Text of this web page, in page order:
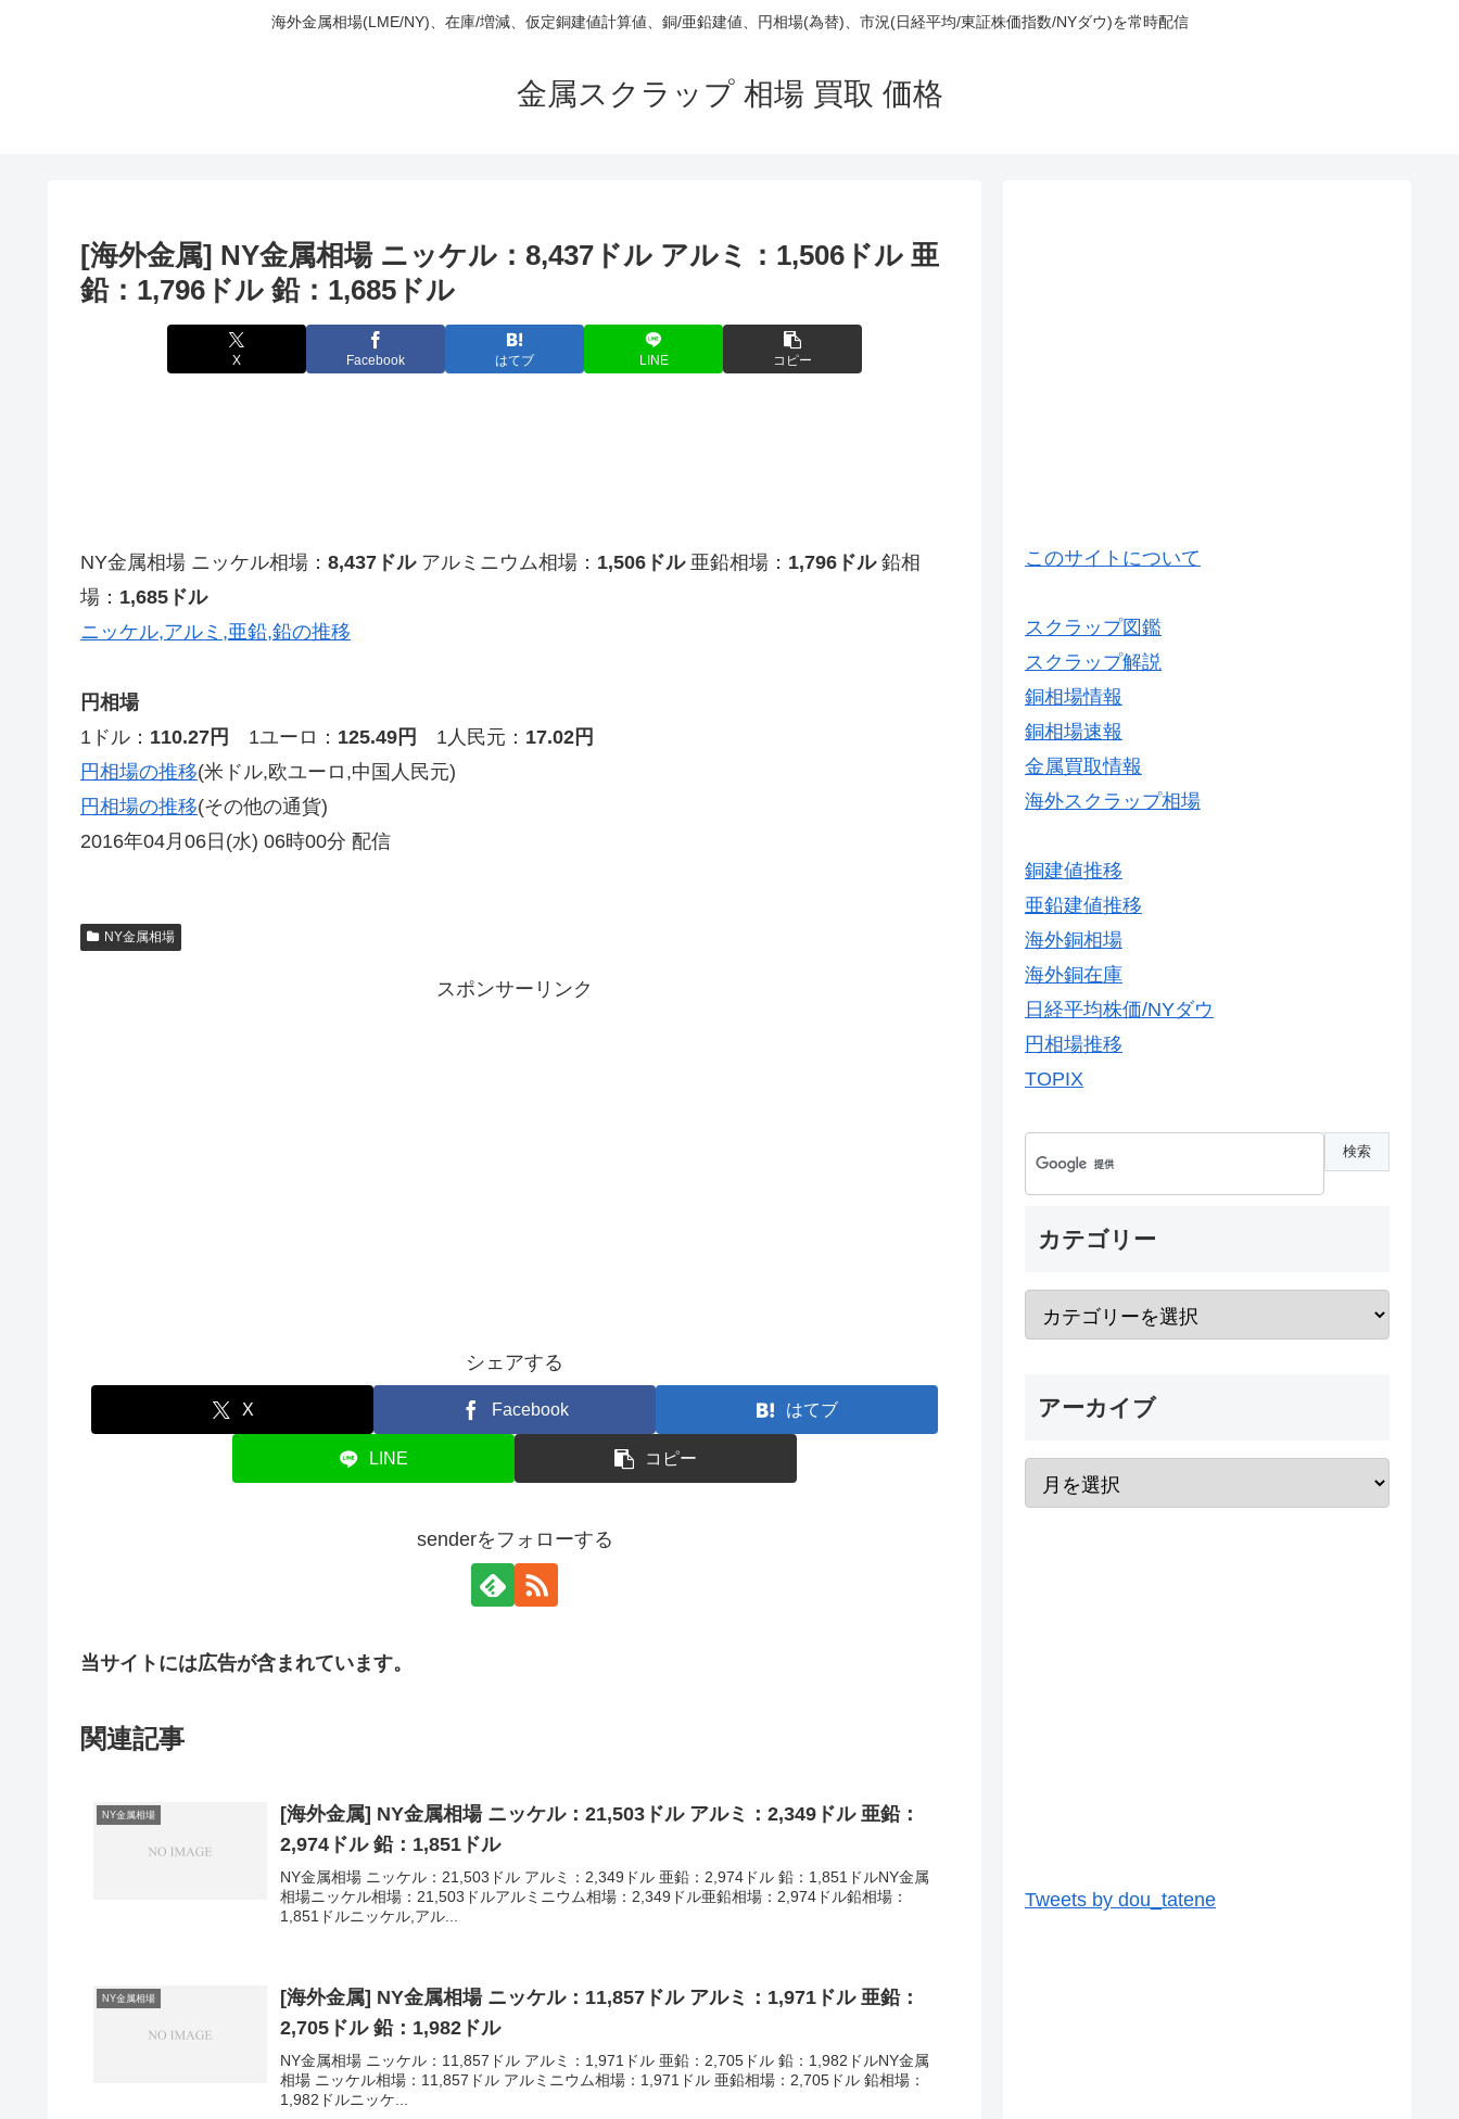
海外金属相場(LME/NY)、在庫/増減、仮定銅建値計算値、銅/亜鉛建値、円相場(為替)、市況(日経平均/東証株価指数/NYダウ)を常時配信
金属スクラップ 相場 買取 価格
[海外金属] NY金属相場 ニッケル：8,437ドル アルミ：1,506ドル 亜
鉛：1,796ドル 鉛：1,685ドル
X Facebook はてブ LINE コピー
NY金属相場 ニッケル相場： 8,437ドルアルミニウム相場： 1,506ドル亜鉛相場： 1,796ドル鉛相
場： 1,685ドル
ニッケル,アルミ,亜鉛,鉛の推移
円相場
1ドル： 110.27円 1ユーロ： 125.49円 1人民元： 17.02円
円相場の推移(米ドル,欧ユーロ,中国人民元)
円相場の推移(その他の通貨)
2016年04月06日(水) 06時00分 配信
NY金属相場
スポンサーリンク
シェアする
X Facebook はてブ
LINE コピー
senderをフォローする
当サイトには広告が含まれています。
関連記事
NY金属相場
[海外金属] NY金属相場 ニッケル：21,503ドル アルミ：2,349ドル 亜鉛：
2,974ドル 鉛：1,851ドル
NY金属相場 ニッケル：21,503ドル アルミ：2,349ドル 亜鉛：2,974ドル 鉛：1,851ドルNY金属
相場ニッケル相場：21,503ドルアルミニウム相場：2,349ドル亜鉛相場：2,974ドル鉛相場：
1,851ドルニッケル,アル...
NY金属相場
[海外金属] NY金属相場 ニッケル：11,857ドル アルミ：1,971ドル 亜鉛：
2,705ドル 鉛：1,982ドル
NY金属相場 ニッケル：11,857ドル アルミ：1,971ドル 亜鉛：2,705ドル 鉛：1,982ドルNY金属
相場 ニッケル相場：11,857ドル アルミニウム相場：1,971ドル 亜鉛相場：2,705ドル 鉛相場：
1,982ドルニッケ...
このサイトについて
スクラップ図鑑
スクラップ解説
銅相場情報
銅相場速報
金属買取情報
海外スクラップ相場
銅建値推移
亜鉛建値推移
海外銅相場
海外銅在庫
日経平均株価/NYダウ
円相場推移
TOPIX
カテゴリー
アーカイブ
Tweets by dou_tatene